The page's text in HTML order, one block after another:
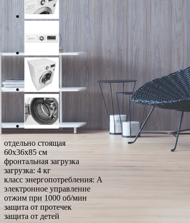
отдельно стоящая
60x36x85 см
фронтальная загрузка
загрузка: 4 кг
класс энергопотребления: A
электронное управление
отжим при 1000 об/мин
защита от протечек
защита от детей